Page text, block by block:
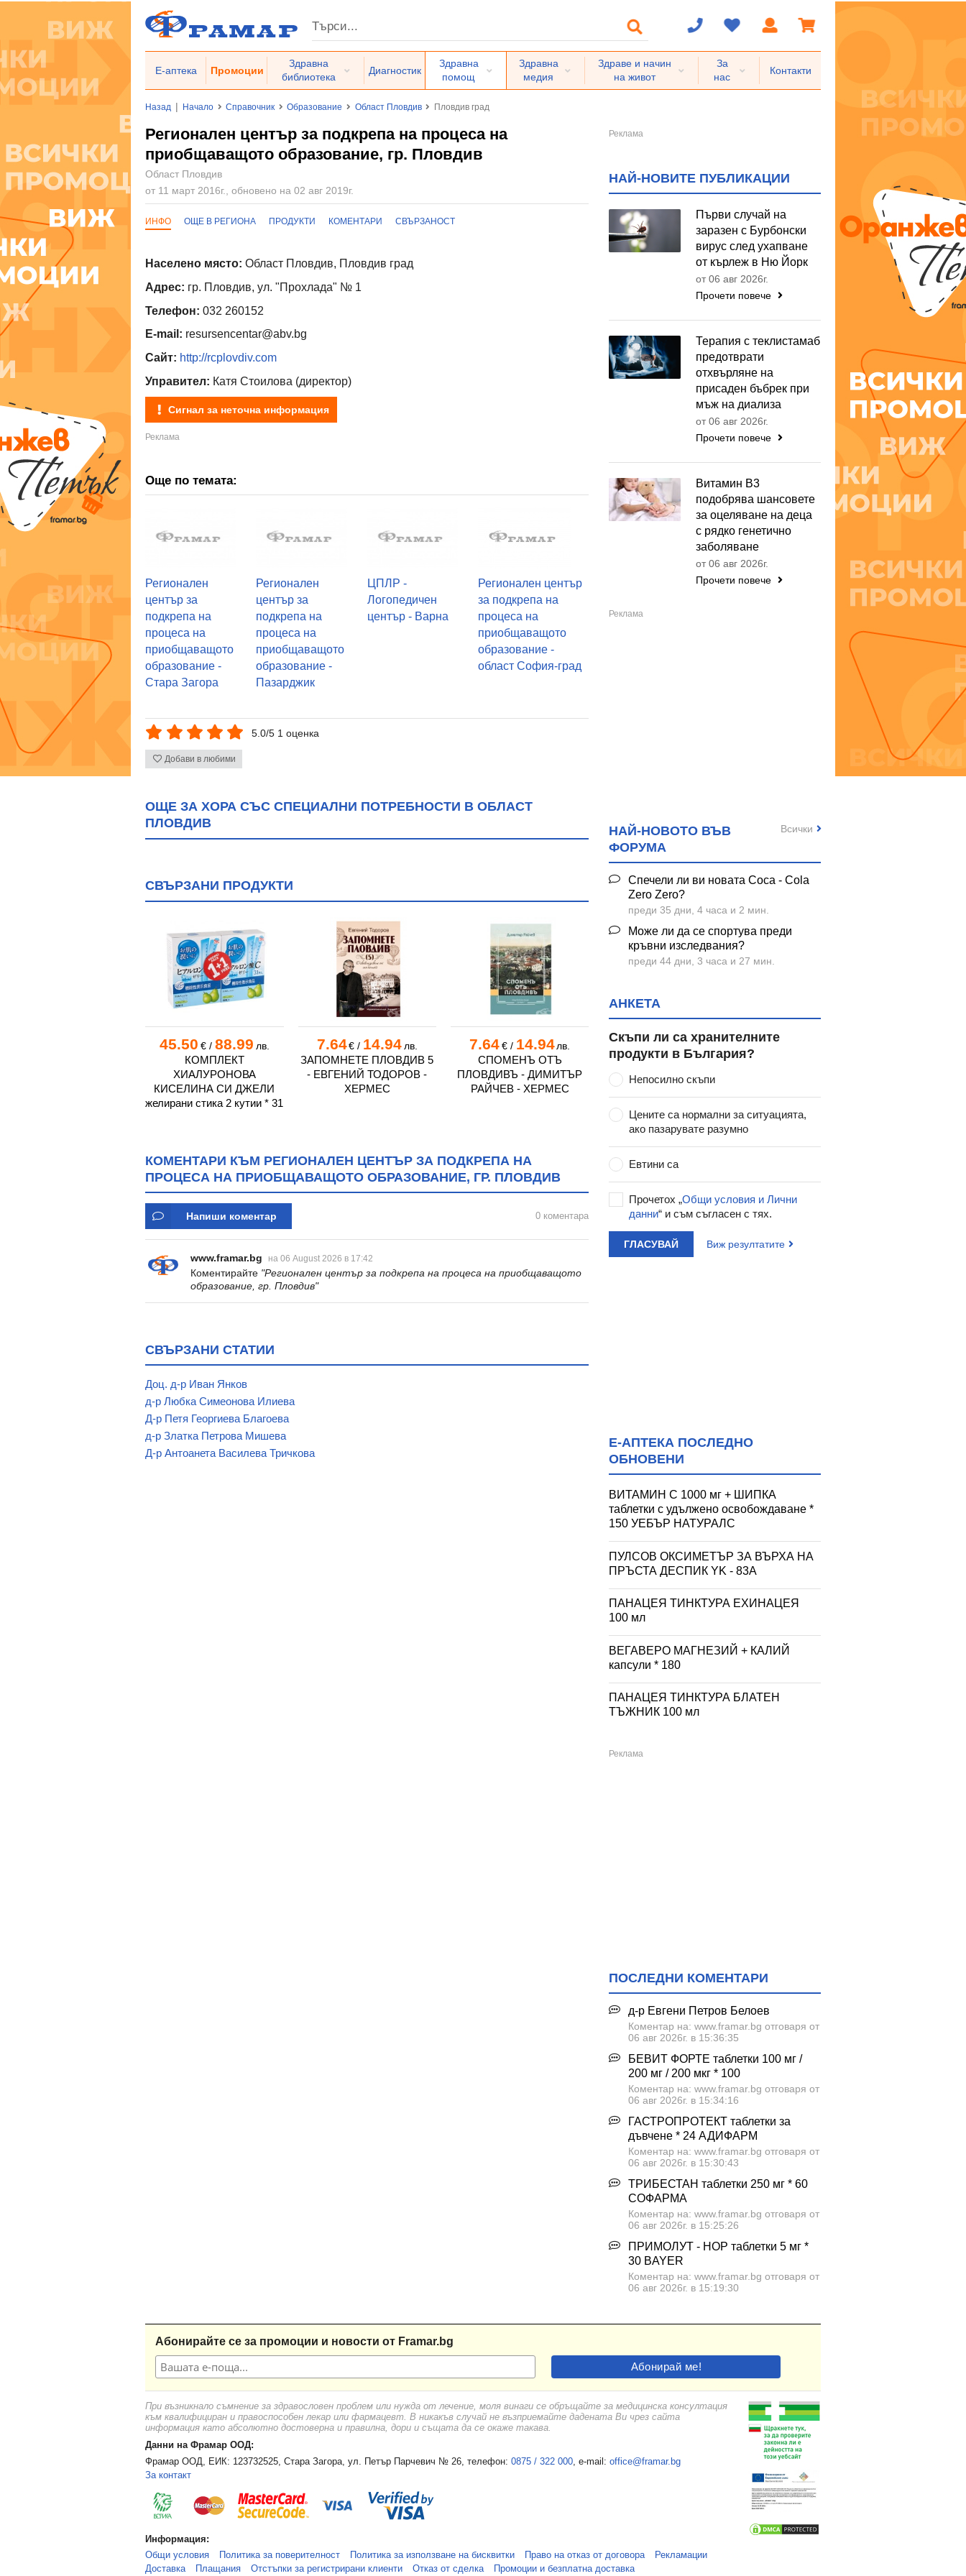
Е-аптека Промоции
Здравна
библиотека
Диагностик
Здравна
помощ
Здравна
медия
Здраве и начин
на живот
За
нас
Контакти
Назад | Начало Справочник Образование Област Пловдив Пловдив град
Регионален център за подкрепа на процеса на
приобщаващото образование, гр. Пловдив
Област Пловдив
от 11 март 2016г., обновено на 02 авг 2019г.
ИНФО ОЩЕ В РЕГИОНА ПРОДУКТИ КОМЕНТАРИ СВЪРЗАНОСТ
Населено място: Област Пловдив, Пловдив град
Адрес: гр. Пловдив, ул. "Прохлада" № 1
Телефон: 032 260152
E-mail: resursencentar@abv.bg
Сайт: http://rcplovdiv.com
Управител: Катя Стоилова (директор)
Сигнал за неточна информация
Още по темата:
Регионален
център за
подкрепа на
процеса на
приобщаващото
образование -
Стара Загора
Регионален
център за
подкрепа на
процеса на
приобщаващото
образование -
Пазарджик
ЦПЛР -
Логопедичен
център - Варна
Регионален център
за подкрепа на
процеса на
приобщаващото
образование -
област София-град
5.0/5 1 оценка
Добави в любими
ОЩЕ ЗА ХОРА СЪС СПЕЦИАЛНИ ПОТРЕБНОСТИ В ОБЛАСТ
ПЛОВДИВ
СВЪРЗАНИ ПРОДУКТИ
45.50 €/ 88.99 лв.
КОМПЛЕКТ
ХИАЛУРОНОВА
КИСЕЛИНА СИ ДЖЕЛИ
желирани стика 2 кутии * 31
7.64€ / 14.94 лв.
ЗАПОМНЕТЕ ПЛОВДИВ 5
- ЕВГЕНИЙ ТОДОРОВ -
ХЕРМЕС
7.64€/ 14.94 лв.
СПОМЕНЪ ОТЪ
ПЛОВДИВЪ - ДИМИТЪР
РАЙЧЕВ - ХЕРМЕС
10.20€/ 19.95лв.
ДА ЖИВЕЙ
СЪЕДИНЕНИЕТО -
9.15
КОМЕНТАРИ КЪМ РЕГИОНАЛЕН ЦЕНТЪР ЗА ПОДКРЕПА НА
ПРОЦЕСА НА ПРИОБЩАВАЩОТО ОБРАЗОВАНИЕ, ГР. ПЛОВДИВ
Напиши коментар 0 коментара
www.framar.bg на 06 August 2026 в 17:42
Коментирайте "Регионален център за подкрепа на процеса на приобщаващото
образование, гр. Пловдив"
СВЪРЗАНИ СТАТИИ
Доц. д-р Иван Янков
д-р Любка Симеонова Илиева
Д-р Петя Георгиева Благоева
д-р Златка Петрова Мишева
Д-р Антоанета Василева Тричкова
НАЙ-НОВИТЕ ПУБЛИКАЦИИ
Първи случай на
заразен с Бурбонски
вирус след ухапване
от кърлеж в Ню Йорк
от 06 авг 2026г.
Прочети повече
Терапия с теклистамаб
предотврати
отхвърляне на
присаден бъбрек при
мъж на диализа
от 06 авг 2026г.
Прочети повече
Витамин B3
подобрява шансовете
за оцеляване на деца
с рядко генетично
заболяване
от 06 авг 2026г.
Прочети повече
НАЙ-НОВОТО ВЪВ
ФОРУМА
Спечели ли ви новата Coca - Cola
Zero Zero?
преди 35 дни, 4 часа и 2 мин.
Може ли да се спортува преди
кръвни изследвания?
преди 44 дни, 3 часа и 27 мин.
Всички
АНКЕТА
Скъпи ли са хранителните
продукти в България?
Непосилно скъпи
Цените са нормални за ситуацията,
ако пазарувате разумно
Евтини са
Прочетох „Общи условия и Лични
данни“ и съм съгласен с тях.
ГЛАСУВАЙ Виж резултатите
Е-АПТЕКА ПОСЛЕДНО
ОБНОВЕНИ
ВИТАМИН С 1000 мг + ШИПКА
таблетки с удължено освобождаване *
150 УЕБЪР НАТУРАЛС
ПУЛСОВ ОКСИМЕТЪР ЗА ВЪРХА НА
ПРЪСТА ДЕСПИК YK - 83A
ПАНАЦЕЯ ТИНКТУРА ЕХИНАЦЕЯ
100 мл
ВЕГАВЕРО МАГНЕЗИЙ + КАЛИЙ
капсули * 180
ПАНАЦЕЯ ТИНКТУРА БЛАТЕН
ТЪЖНИК 100 мл
ПОСЛЕДНИ КОМЕНТАРИ
д-р Евгени Петров Белоев
Коментар на: www.framar.bg отговаря от
06 авг 2026г. в 15:36:35
БЕВИТ ФОРТЕ таблетки 100 мг /
200 мг / 200 мкг * 100
Коментар на: www.framar.bg отговаря от
06 авг 2026г. в 15:34:16
ГАСТРОПРОТЕКТ таблетки за
дъвчене * 24 АДИФАРМ
Коментар на: www.framar.bg отговаря от
06 авг 2026г. в 15:30:43
ТРИБЕСТАН таблетки 250 мг * 60
СОФАРМА
Коментар на: www.framar.bg отговаря от
06 авг 2026г. в 15:25:26
ПРИМОЛУТ - НОР таблетки 5 мг *
30 BAYER
Коментар на: www.framar.bg отговаря от
06 авг 2026г. в 15:19:30
Абонирайте се за промоции и новости от Framar.bg
При възникнало съмнение за здравословен проблем или нужда от лечение, моля винаги се обръщайте за медицинска консултация
към квалифициран и правоспособен лекар или фармацевт. В никакъв случай не възприемайте дадената Ви чрез сайта
информация като абсолютно достоверна и правилна, дори и същата да се окаже такава.
Данни на Фрамар ООД:
Фрамар ООД, ЕИК: 123732525, Стара Загора, ул. Петър Парчевич № 26, телефон: 0875 / 322 000 , e-mail: office@framar.bg
За контакт
Информация:
Общи условия
Политика за поверителност Политика за използване на бисквитки Право на отказ от договора
Рекламации
Доставка
Плащания Отстъпки за регистрирани клиенти Отказ от сделка Промоции и безплатна доставка